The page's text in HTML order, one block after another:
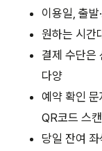
이용일, 출발
원하는 시간
결제 수단은
다양
예약 확인
QR코드 스
당일 잔여